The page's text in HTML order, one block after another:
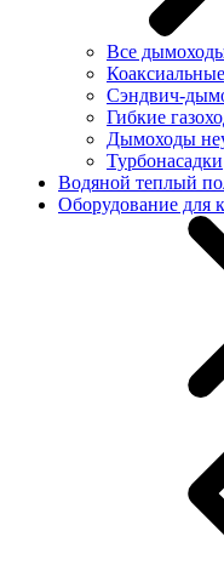
Все
Сэндвич-
Гибкие
Дымоходы
Турбонасадки
Водяной теплый
Оборудование для